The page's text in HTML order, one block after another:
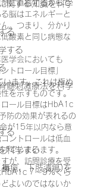
関する知識を科学
る
する
髄刺激療法を科学
る
科学する
瘡、下肢潰瘍)を
に直結するからで
脳はエネルギーと
。つまり、分かり
酸素と同じ病態な
学会においても
トロール目標」
います。これは極め
を示すものです。
ール目標はHbA1c
防の効果が表れるの
が15年以内なら意
ントロールは低血
てしまいます。
が、訪問診療を受
HbA1c 7～9%くら
よいのではないか